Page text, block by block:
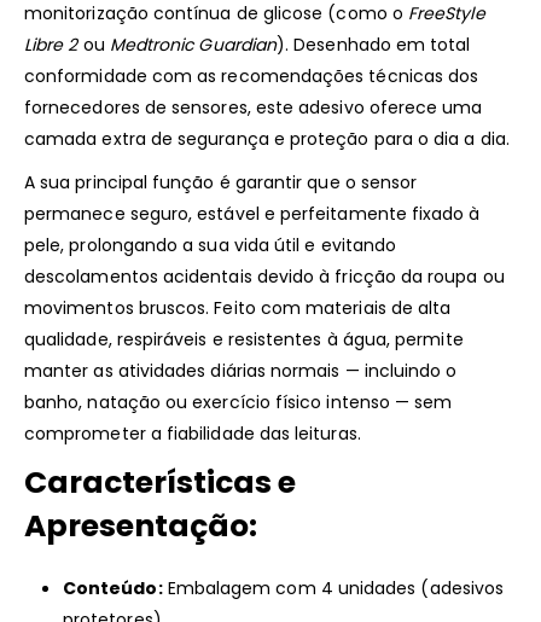
monitorização contínua de glicose (como o FreeStyle
Libre 2ou Medtronic Guardian). Desenhado em total
conformidade com as recomendações técnicas dos
fornecedores de sensores, este adesivo oferece uma
camada extra de segurança e proteção para o dia a dia.
A sua principal função é garantir que o sensor
permanece seguro, estável e perfeitamente fixado à
pele, prolongando a sua vida útil e evitando
descolamentos acidentais devido à fricção da roupa ou
movimentos bruscos. Feito com materiais de alta
qualidade, respiráveis e resistentes à água, permite
manter as atividades diárias normais — incluindo o
banho, natação ou exercício físico intenso — sem
comprometer a fiabilidade das leituras.
Características e
Apresentação:
Conteúdo:Embalagem com 4 unidades (adesivos